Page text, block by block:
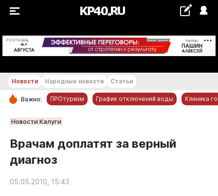
РЕКЛАМА +18...+19 °С
РУБРИКИ
Новости компаний
Статьи
Народные новости
Новости Народные новости Статьи
Важно: ПРОтуризм График отключений воды Клиника
Новости Калуги
Врачам доплатят за верный
диагноз
05.05.2010, 15:43